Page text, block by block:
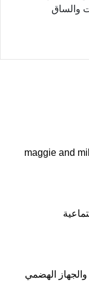
والساق
الهضمي